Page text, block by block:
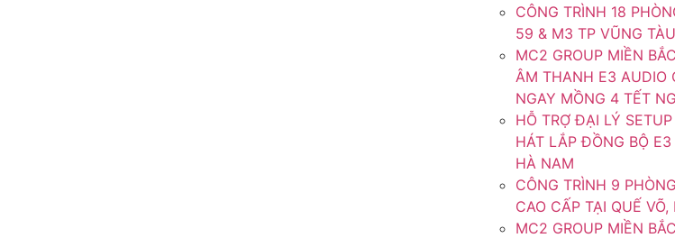
CÔNG TRÌNH 18
59 & M3 TP VŨNG TÀU
MC2 GROUP MIỀN
ÂM THANH E3 AUDIO
NGAY MỒNG 4 TẾT
HỖ TRỢ ĐẠI LÝ
HÁT LẮP ĐỒNG BỘ E3
HÀ NAM
CÔNG TRÌNH 9
CAO CẤP TẠI QUẾ VÕ,
MC2 GROUP MIỀN